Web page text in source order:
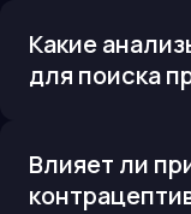
Какие
для поиска
Влияет ли